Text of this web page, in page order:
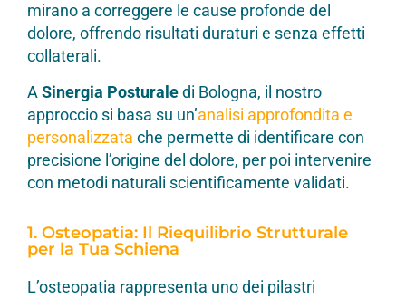
mirano a correggere le cause profonde del
dolore, offrendo risultati duraturi e senza effetti
collaterali.
A Sinergia Posturaledi Bologna, il nostro
approccio si basa su un’analisi approfondita e
personalizzata che permette di identificare con
precisione l’origine del dolore, per poi intervenire
con metodi naturali scientificamente validati.
1. Osteopatia: Il Riequilibrio Strutturale
per la Tua Schiena
L’osteopatia rappresenta uno dei pilastri